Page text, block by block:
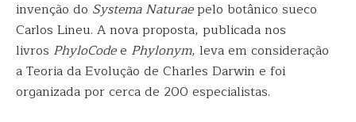
invenção do Systema Naturaepelo botânico sueco
Carlos Lineu. A nova proposta, publicada nos
livros PhyloCodee Phylonym, leva em consideração
a Teoria da Evolução de Charles Darwin e foi
organizada por cerca de 200 especialistas.